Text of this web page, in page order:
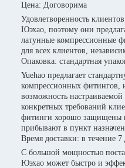
Цена: Договорима
Удовлетворенность
Юэхао, поэтому они
латунные компрессионные
для всех клиентов,
Опаковка: стандартная
Yuehao предлагает
компрессионных фитингов,
возможность
конкретных требований
фитинги хорошо защищены
прибывают в пункт
Время доставки: в течение 7
С большой мощностью
Юэхао может быстро и